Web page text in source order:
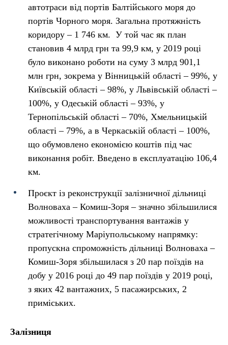
автотраси від портів Балтійського моря до
портів Чорного моря. Загальна протяжність
коридору – 1 746 км. У той час як план
становив 4 млрд грн та 99,9 км, у 2019 році
було виконано роботи на суму 3 млрд 901,1
млн грн, зокрема у Вінницькій області – 99%, у
Київській області – 98%, у Львівській області –
100%, у Одеській області – 93%, у
Тернопільській області – 70%, Хмельницькій
області – 79%, а в Черкаській області – 100%,
що обумовлено економією коштів під час
виконання робіт. Введено в експлуатацію 106,4
км.
Проєкт із реконструкції залізничної дільниці
Волноваха – Комиш-Зоря – значно збільшилися
можливості транспортування вантажів у
стратегічному Маріупольському напрямку:
пропускна спроможність дільниці Волноваха –
Комиш-Зоря збільшилася з 20 пар поїздів на
добу у 2016 році до 49 пар поїздів у 2019 році,
з яких 42 вантажних, 5 пасажирських, 2
приміських.
Залізниця